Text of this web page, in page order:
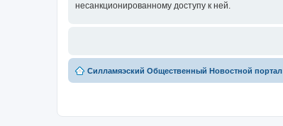
несанкционированному доступу к ней.
Силламяэский Общественный Новостной портал